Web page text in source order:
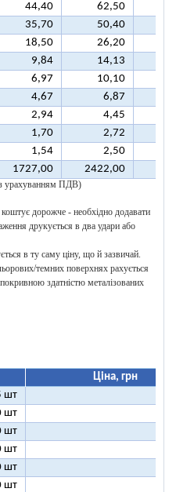
44,40 62,50
35,70 50,40
18,50 26,20
9,84 14,13
6,97 10,10
4,67 6,87
2,94 4,45
1,70 2,72
1,54 2,50
1727,00 2422,00
з урахуванням ПДВ)
дорожче - необхідно додавати
друкується в два удари або
в ту саму ціну, що й зазвичай.
темних поверхнях рахується
здатністю металізованих
Ціна, грн
шт
шт
шт
шт
шт
шт